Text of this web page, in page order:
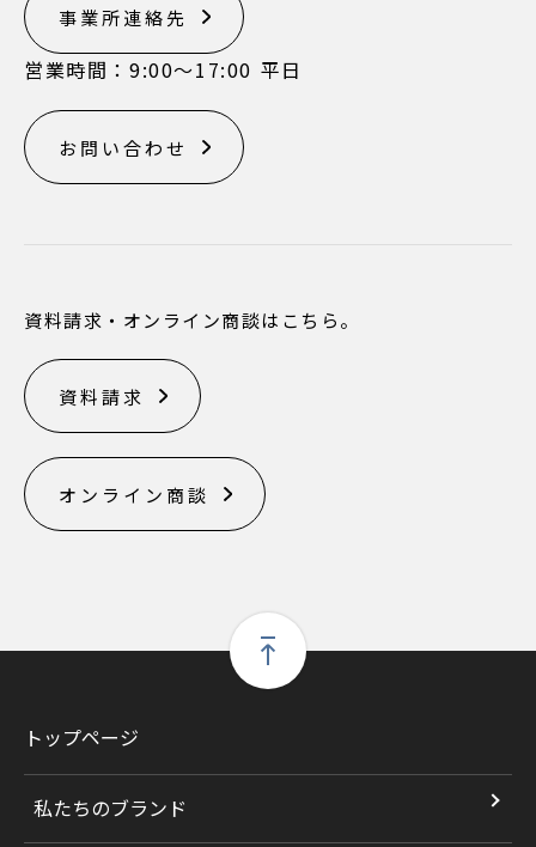
事業所連絡先
営業時間：9:00〜17:00 平日
お問い合わせ
資料請求・オンライン商談はこちら。
資料請求
オンライン商談
トップページ
私たちのブランド